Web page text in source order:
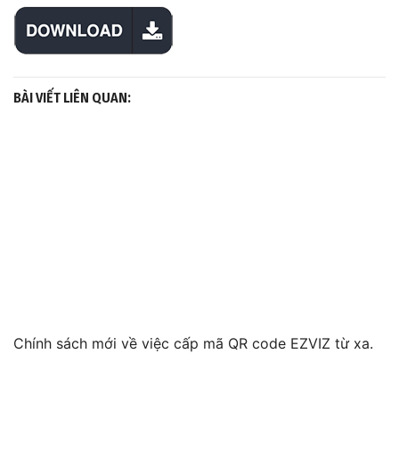
BÀI VIẾT LIÊN QUAN:
Chính sách mới về việc cấp mã QR code EZVIZ từ xa.